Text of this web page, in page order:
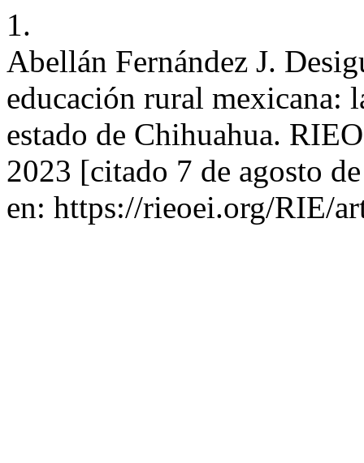
1.
Abellán Fernández J.
educación rural mexicana:
estado de Chihuahua.
2023 [citado 7 de agosto
en: https://rieoei.org/RIE/